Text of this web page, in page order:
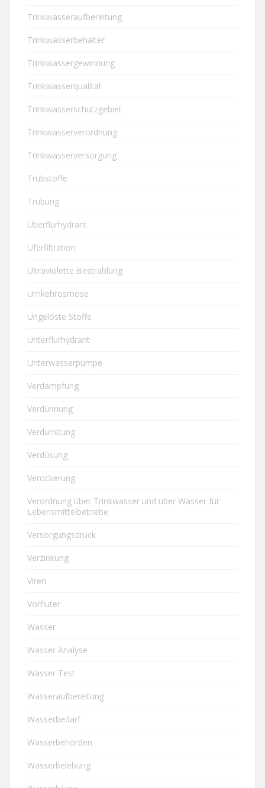
Trinkwasseraufbereitung
Trinkwasserbehälter
Trinkwassergewinnung
Trinkwasserqualität
Trinkwasserschutzgebiet
Trinkwasserverordnung
Trinkwasserversorgung
Trübstoffe
Trübung
Überflurhydrant
Uferfiltration
Ultraviolette Bestrahlung
Umkehrosmose
Ungelöste Stoffe
Unterflurhydrant
Unterwasserpumpe
Verdampfung
Verdünnung
Verdunstung
Verdüsung
Verockerung
Verordnung über Trinkwasser und über Wasser für
Lebensmittelbetriebe
Versorgungsdruck
Verzinkung
Viren
Vorfluter
Wasser
Wasser Analyse
Wasser Test
Wasseraufbereitung
Wasserbedarf
Wasserbehörden
Wasserbelebung